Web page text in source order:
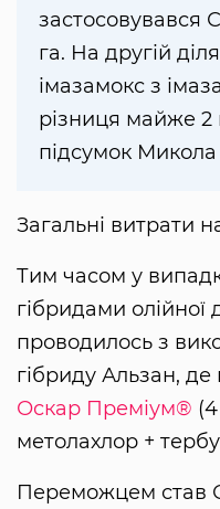
застосовувався
га. На другій
імазамокс з
різниця майже 2
підсумок
Загальні витрати
Тим часом у
гібридами олійної
проводилось з
гібриду Альзан, де
Оскар Преміум®
метолахлор +
Переможцем став